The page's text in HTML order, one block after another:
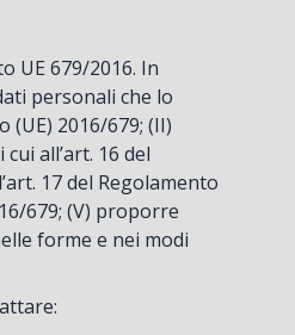
UE 679/2016. In
personali che lo
(UE) 2016/679; (II)
all’art. 16 del
17 del Regolamento
679; (V) proporre
forme e nei modi